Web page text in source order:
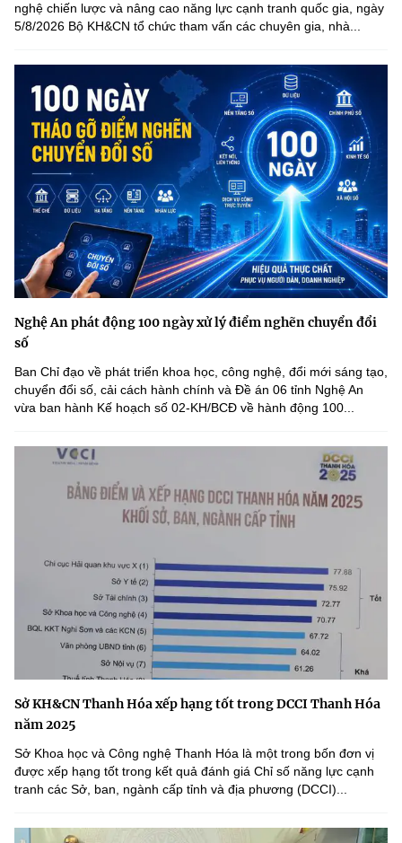
nghệ chiến lược và nâng cao năng lực cạnh tranh quốc gia, ngày
5/8/2026 Bộ KH&CN tổ chức tham vấn các chuyên gia, nhà...
Nghệ An phát động 100 ngày xử lý điểm nghẽn chuyển đổi
số
Ban Chỉ đạo về phát triển khoa học, công nghệ, đổi mới sáng tạo,
chuyển đổi số, cải cách hành chính và Đề án 06 tỉnh Nghệ An
vừa ban hành Kế hoạch số 02-KH/BCĐ về hành động 100...
Sở KH&CN Thanh Hóa xếp hạng tốt trong DCCI Thanh Hóa
năm 2025
Sở Khoa học và Công nghệ Thanh Hóa là một trong bốn đơn vị
được xếp hạng tốt trong kết quả đánh giá Chỉ số năng lực cạnh
tranh các Sở, ban, ngành cấp tỉnh và địa phương (DCCI)...